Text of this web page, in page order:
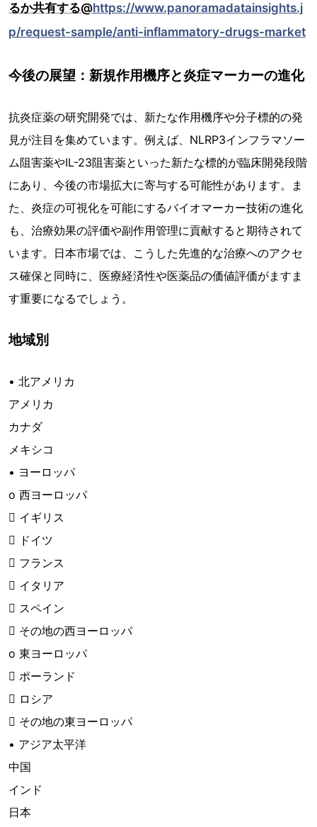
るか共有する@https://www.panoramadatainsights.j
p/request-sample/anti-inflammatory-drugs-market
今後の展望：新規作用機序と炎症マーカーの進化
抗炎症薬の研究開発では、新たな作用機序や分子標的の発
見が注目を集めています。例えば、NLRP3インフラマソー
ム阻害薬やIL-23阻害薬といった新たな標的が臨床開発段階
にあり、今後の市場拡大に寄与する可能性があります。ま
た、炎症の可視化を可能にするバイオマーカー技術の進化
も、治療効果の評価や副作用管理に貢献すると期待されて
います。日本市場では、こうした先進的な治療へのアクセ
ス確保と同時に、医療経済性や医薬品の価値評価がますま
す重要になるでしょう。
地域別
• 北アメリカ
アメリカ
カナダ
メキシコ
• ヨーロッパ
o 西ヨーロッパ
 イギリス
 ドイツ
 フランス
 イタリア
 スペイン
 その地の西ヨーロッパ
o 東ヨーロッパ
 ポーランド
 ロシア
 その地の東ヨーロッパ
• アジア太平洋
中国
インド
日本